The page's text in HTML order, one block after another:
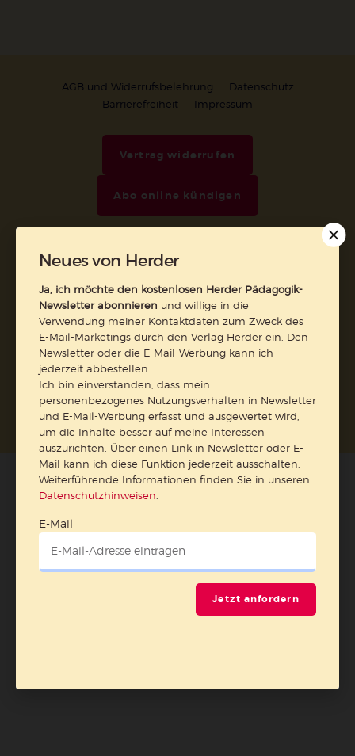
AGB und Widerrufsbelehrung
Datenschutz
Barrierefreiheit
Impressum
Vertrag widerrufen
Abo online kündigen
Nach oben
Neues von Herder
Ja, ich möchte den kostenlosen Herder Pädagogik-
Newsletter abonnieren und willige in die
Verwendung meiner Kontaktdaten zum Zweck des
E-Mail-Marketings durch den Verlag Herder ein. Den
Newsletter oder die E-Mail-Werbung kann ich
jederzeit abbestellen.
Ich bin einverstanden, dass mein
personenbezogenes Nutzungsverhalten in Newsletter
und E-Mail-Werbung erfasst und ausgewertet wird,
um die Inhalte besser auf meine Interessen
auszurichten. Über einen Link in Newsletter oder E-
Mail kann ich diese Funktion jederzeit ausschalten.
Weiterführende Informationen finden Sie in unseren
Datenschutzhinweisen
E-Mail
Jetzt anfordern